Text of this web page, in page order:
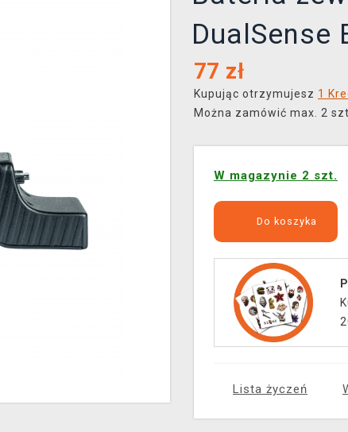
DualSense
77 zł
Kupując otrzymujesz 1
Można zamówić max. 2
W magazynie 2 szt.
Do koszyka
Lista życzeń